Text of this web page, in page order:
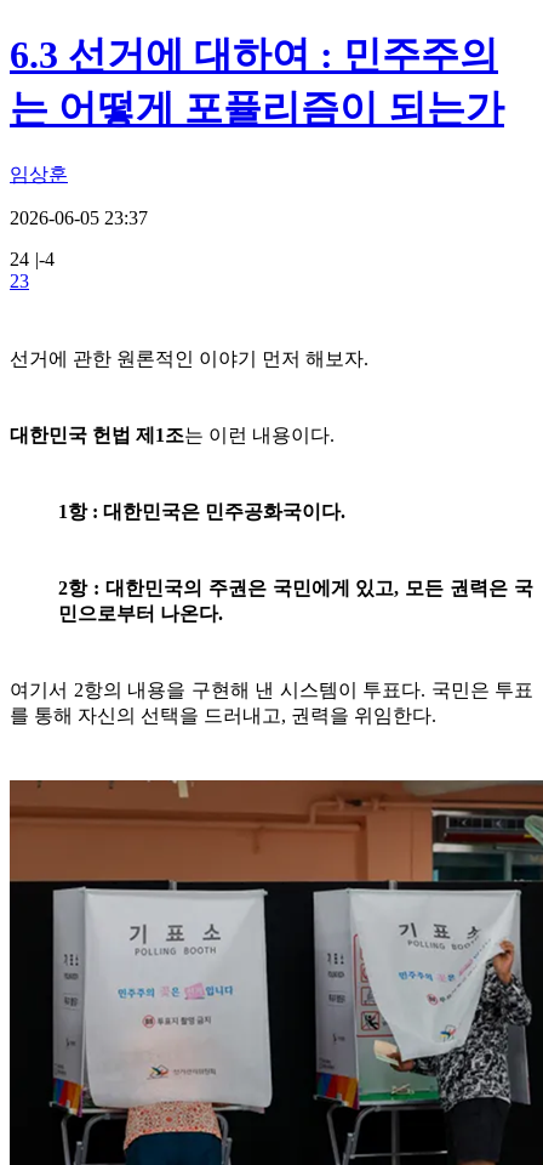
6.3 선거에 대하여 : 민주주의
는 어떻게 포퓰리즘이 되는가
임상훈
2026-06-05 23:37
24 |-4
23
선거에 관한 원론적인 이야기 먼저 해보자.
대한민국 헌법 제1조는 이런 내용이다.
1항 : 대한민국은 민주공화국이다.
2항 : 대한민국의 주권은 국민에게 있고, 모든 권력은 국
민으로부터 나온다.
여기서 2항의 내용을 구현해 낸 시스템이 투표다. 국민은 투표
를 통해 자신의 선택을 드러내고, 권력을 위임한다.